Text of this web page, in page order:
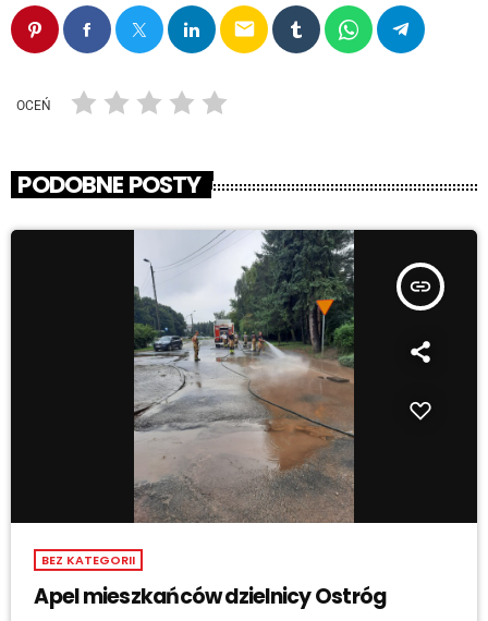
email
OCEŃ
PODOBNE POSTY
insert_link
BEZ KATEGORII
Apel mieszkańców dzielnicy Ostróg